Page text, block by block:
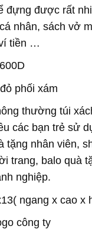
đựng được rất
nhân, sách vở
tiền …
phối xám
thường túi
các bạn trẻ sử
tặng nhân viên,
trang, balo quà
nghiệp.
ngang x cao x
công ty